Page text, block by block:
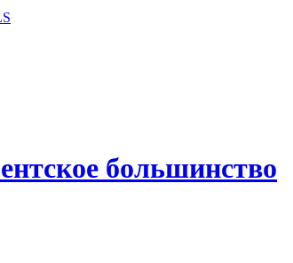
большинство